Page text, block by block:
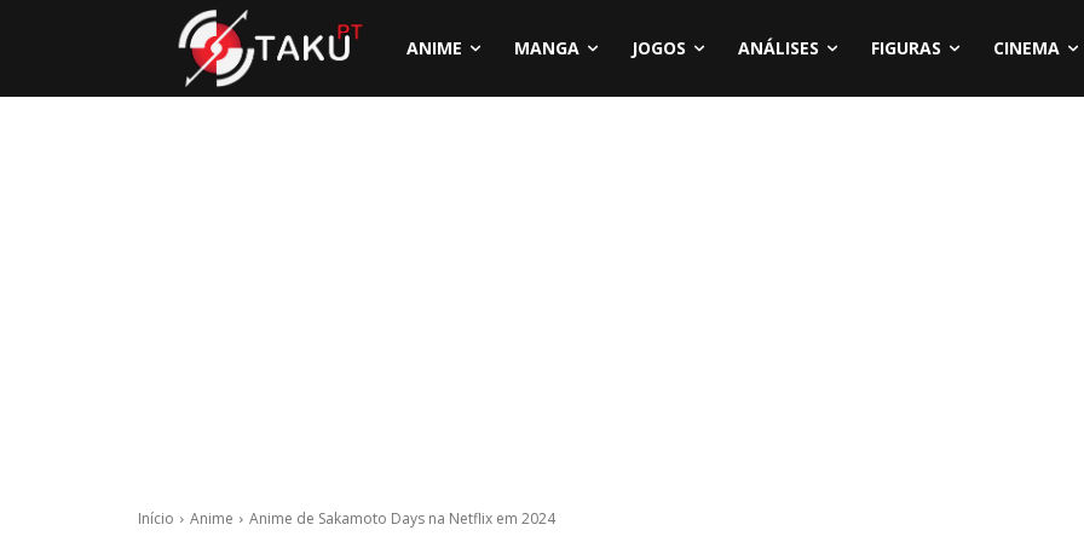
ANIME MANGA JOGOS ANÁLISES FIGURAS CINEMA
Início Anime Anime de Sakamoto Days na Netflix em 2024